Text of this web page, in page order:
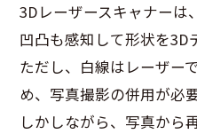
3Dレーザースキャナーは
凹凸も感知して形状を3D
ただし、白線はレーザー
め、写真撮影の併用が必要
しかしながら、写真から